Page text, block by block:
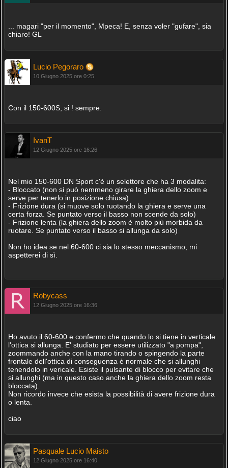
... magari "per il momento", Mpeca! E, senza voler "gufare", sia
chiaro! GL
Lucio Pegoraro
10 Giugno 2025 ore 0:25
Con il 150-600S, si ! sempre.
IvanT
12 Giugno 2025 ore 16:26
Nel mio 150-600 DN Sport c'è un selettore che ha 3 modalita:
- Bloccato (non si può nemmeno girare la ghiera dello zoom e
serve per tenerlo in posizione chiusa)
- Frizione dura (si muove solo ruotando la ghiera e serve una
certa forza. Se puntato verso il basso non scende da solo)
- Frizione lenta (la ghiera dello zoom è molto più morbida da
ruotare. Se puntato verso il basso si allunga da solo)
Non ho idea se nel 60-600 ci sia lo stesso meccanismo, mi
aspetterei di sì.
Robycass
12 Giugno 2025 ore 16:36
Ho avuto il 60-600 e confermo che quando lo si tiene in verticale
l'ottica si allunga. E' studiato per essere utilizzato "a pompa",
zoommando anche con la mano tirando o spingendo la parte
frontale dell'ottica di conseguenza è normale che si allunghi
tenendolo in vericale. Esiste il pulsante di blocco per evitare che
si allunghi (ma in questo caso anche la ghiera dello zoom resta
bloccata).
Non ricordo invece che esista la possibilità di avere frizione dura
o lenta.
ciao
Pasquale Lucio Maisto
12 Giugno 2025 ore 16:40